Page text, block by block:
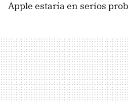
Apple estaría en serios